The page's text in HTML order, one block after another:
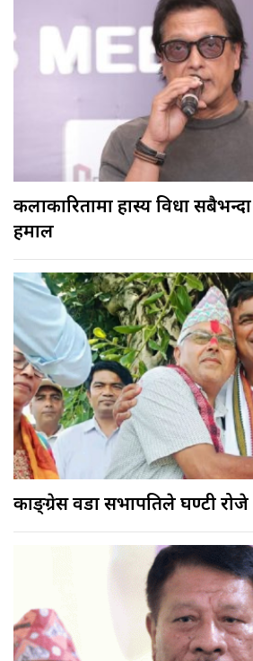
कलाकारितामा हास्य विधा
हमाल
काङ्ग्रेस वडा सभापतिले घण्टी रोजे